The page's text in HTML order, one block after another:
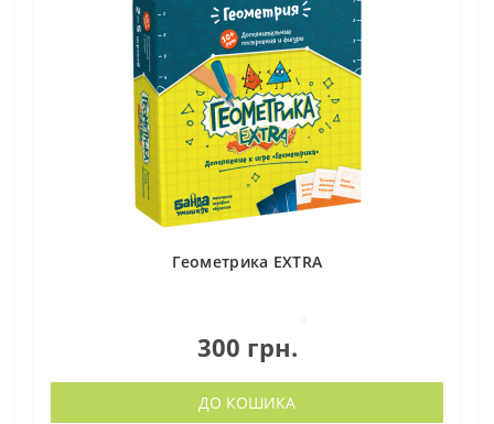
Геометрика EXTRA
300 грн.
ДО КОШИКА